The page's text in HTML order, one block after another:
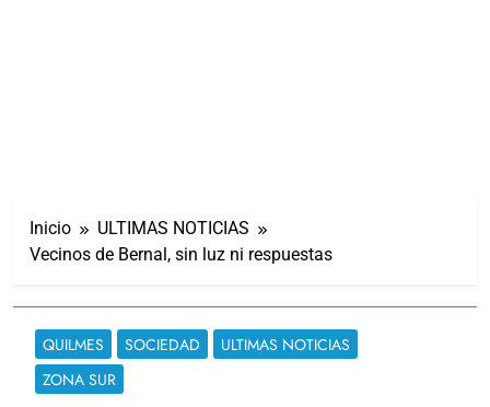
Inicio
ULTIMAS NOTICIAS
Vecinos de Bernal, sin luz ni respuestas
QUILMES SOCIEDAD
ULTIMAS NOTICIAS
ZONA SUR